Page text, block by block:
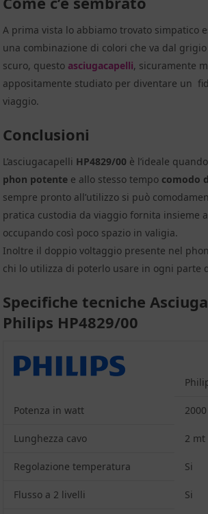
A prima vista lo abbiamo trovato simpatico
una combinazione di colori che va dal
scuro, questo asciugacapelli, sicuramente
appositamente studiato per diventare un
viaggio.
Conclusioni
L’asciugacapelli HP4829/00 è l’ideale
phon potente e allo stesso tempo comodo
sempre pronto all’utilizzo si può
pratica custodia da viaggio fornita insieme
occupando così poco spazio in valigia.
Inoltre il doppio voltaggio presente nel
chi lo utilizza di poterlo usare in ogni parte
Specifiche tecniche
Philips HP4829/00
Potenza in watt
Lunghezza cavo 2 mt
Regolazione temperatura Si
Flusso a 2 livelli Si